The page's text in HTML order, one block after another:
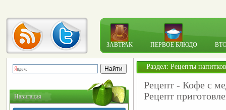
ЗАВТРАК ПЕРВОЕ БЛЮДО
Навигация
Раздел: Рецепты напитков
Рецепт - Кофе с
Рецепт